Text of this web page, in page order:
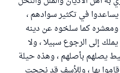
يساعدوا في تكثير سوادهم ،
ومعشره كما سلخوه عن دينه
إلى الرجوع سبيلا ، ولا
يصلهم بأصلهم ، وهذه حيلة